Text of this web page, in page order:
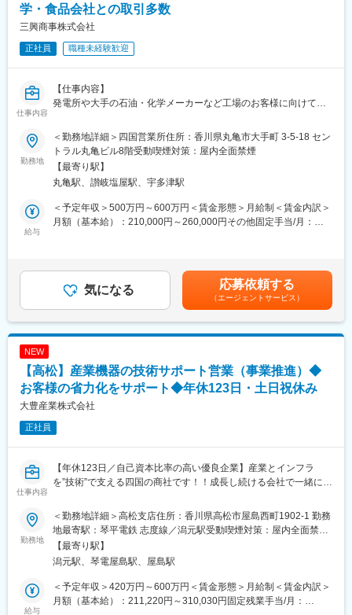
エリアを管理する責任者などのポストがある為、早期のキャリア
アップが見込めます。 ※実際に入社4年前後で所長になった中途入
社の方もいらっしゃいます。
品）をレンタルするアメニティサポートシステムを提供している
会社です。
ご利用者への提供・回収・請求まで全て弊社で受け持っておりま
す。そのため医療・介護施設の業務負担の軽減もでき多くのメリ
ットがあります。拠点は北海道から九州まで展開し、毎年増収・
増益と確実に業績伸長しています。
変更の範囲：会社の定める業務
学・食品会社との取引多数
三興商事株式会社
正社員 職種未経験歓迎
仕事内容
【仕事内容】
発電所や大手の石油・化学メーカーなど工場のお客様に向けて
当社が扱うのは発電所内で使用されるバルブ（流体の流れを調整
する装置）、プラスチック製品などの原料を運ぶ「空気輸送シス
テム」といった日本のインフラやモノづくりを支えるために欠か
せない設備です。
「発電」や「製品づくり」が止まらないよう支える社会貢献性と
やりがいの大きな仕事です。
【具体的な業務内容】
ング。
納入設備の更新提案や納入後のフォロー・定期メンテナンスの提
案・対応、お客様からこれまでに納入していない設備について新
新規顧客：約3割
新規営業も、既存のお取引先からのご紹介がほとんどです。
（1） 裁量権の大きさと、チャレンジできる社風
す。
中小企業ならではの意思決定のスピード感があるため、
自分で考え、工夫し、結果につなげられる環境だからこそ、
一人ひとりが高いモチベーションを持って仕事に取り組めていま
す。
（2）地域密着型の営業体制
四国、福井、広島と拠点を拡大し、今後も九州・静岡・茨城など
への展開を計画しています。
勤務地
＜勤務地詳細＞四国営業所住所：香川県丸亀市大手町 3-5-18 セン
トラル丸亀ビル8階受動喫煙対策：屋内全面禁煙
【最寄り駅】
丸亀駅、讃岐塩屋駅、宇多津駅
給与
＜予定年収＞500万円～600万円＜賃金形態＞月給制＜賃金内訳＞
月額（基本給）：210,000円～260,000円その他固定手当/月：
目安の金額であり、選考を通じて上下する可能性があります。月
給(月額)は固定手当を含めた表記です。
気になる 応募依頼する
（エージェントサービス）
NEW
【高松】産業機器の技術サポート営業（事業推進）◆
お客様の省力化をサポート◆年休123日・土日祝休み
大豊産業株式会社
正社員
仕事内容
【年休123日／自己資本比率の高い優良企業】産業とインフラ
を”技術”で支える四国の商社です！！成長し続ける会社で一緒に働
■業務概要：
本ポジションでは、電気や計装、機械分野の産業機器を中心とし
た営業を行う支店所属メンバーのサポート業務を行いながら、事
業全体の推進に貢献いただくポジションです。
＜具体的には…＞
・全社の得意先／仕入先／協力会社の管理・取りまとめサポート
勤務地
＜勤務地詳細＞高松支店住所：香川県高松市屋島西町1902-1 勤務
地最寄駅：琴平電鉄 志度線／潟元駅受動喫煙対策：屋内全面禁煙
変更の範囲：会社の定める事業所
【最寄り駅】
潟元駅、琴電屋島駅、屋島駅
給与
＜予定年収＞420万円～600万円＜賃金形態＞月給制＜賃金内訳＞
月額（基本給）：211,220円～310,030円固定残業手当/月：